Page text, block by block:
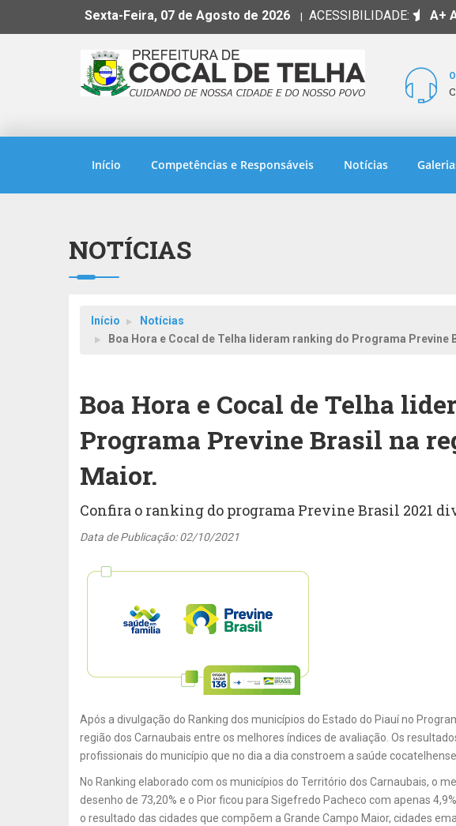
Sexta-Feira, 07 de Agosto de 2026 | ACESSIBILIDADE: A+
Início Competências e Responsáveis Notícias
NOTÍCIAS
Início
Notícias
Boa Hora e Cocal de Telha lideram ranking do Programa Previne
Boa Hora e Cocal de Telha
Programa Previne Brasil na
Maior.
Confira o ranking do programa Previne Brasil 2021
Data de Publicação: 02/10/2021
Após a divulgação do Ranking dos municípios do Estado do Piauí no
região dos Carnaubais entre os melhores índices de avaliação. Os
profissionais do município que no dia a dia constroem a saúde cocatelhense.
No Ranking elaborado com os municípios do Território dos Carnaubais, o
desenho de 73,20% e o Pior ficou para Sigefredo Pacheco com apenas
o resultado das cidades que compõem a Grande Campo Maior, cidades